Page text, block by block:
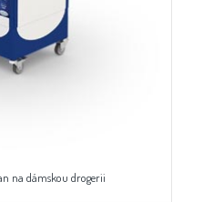
na dámskou drogerii